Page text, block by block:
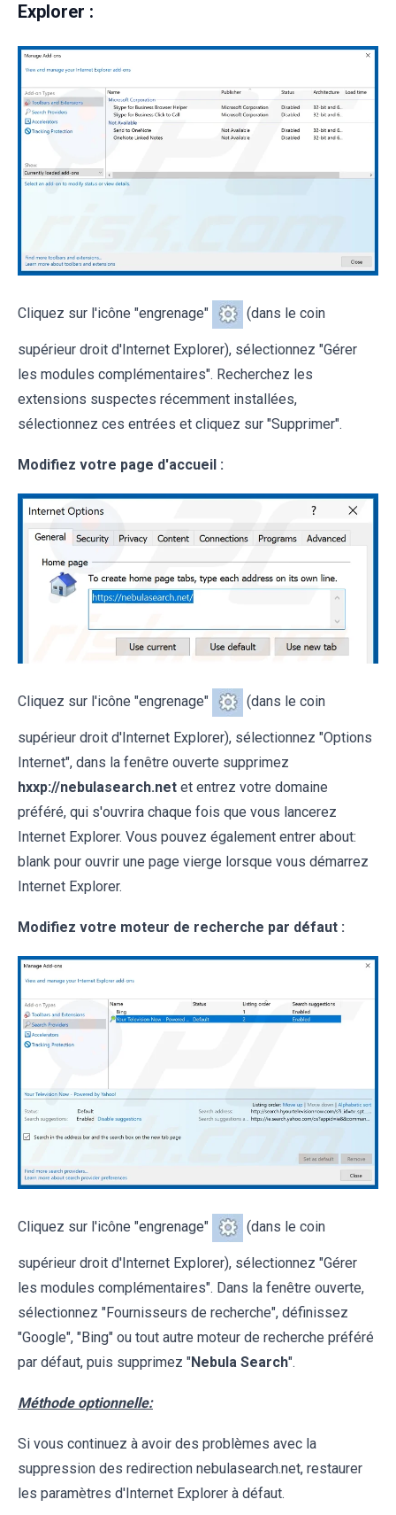
Explorer :
Cliquez sur l'icône "engrenage" (dans le coin
supérieur droit d'Internet Explorer), sélectionnez "Gérer
les modules complémentaires". Recherchez les
extensions suspectes récemment installées,
sélectionnez ces entrées et cliquez sur "Supprimer".
Modifiez votre page d'accueil :
Cliquez sur l'icône "engrenage" (dans le coin
supérieur droit d'Internet Explorer), sélectionnez "Options
Internet", dans la fenêtre ouverte supprimez
hxxp://nebulasearch.net et entrez votre domaine
préféré, qui s'ouvrira chaque fois que vous lancerez
Internet Explorer. Vous pouvez également entrer about:
blank pour ouvrir une page vierge lorsque vous démarrez
Internet Explorer.
Modifiez votre moteur de recherche par défaut :
Cliquez sur l'icône "engrenage" (dans le coin
supérieur droit d'Internet Explorer), sélectionnez "Gérer
les modules complémentaires". Dans la fenêtre ouverte,
sélectionnez "Fournisseurs de recherche", définissez
"Google", "Bing" ou tout autre moteur de recherche préféré
par défaut, puis supprimez "Nebula Search".
Méthode optionnelle:
Si vous continuez à avoir des problèmes avec la
suppression des redirection nebulasearch.net, restaurer
les paramètres d'Internet Explorer à défaut.